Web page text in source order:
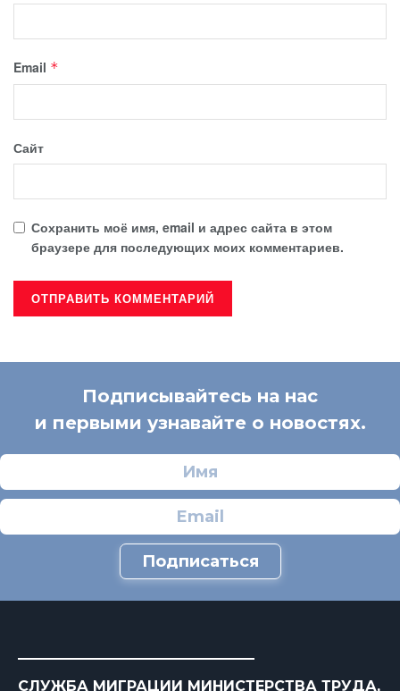
Email *
Сайт
Сохранить моё имя, email и адрес сайта в этом
браузере для последующих моих комментариев.
Подписывайтесь на нас
и первыми узнавайте о новостях.
Подписаться
СЛУЖБА МИГРАЦИИ МИНИСТЕРСТВА ТРУДА,